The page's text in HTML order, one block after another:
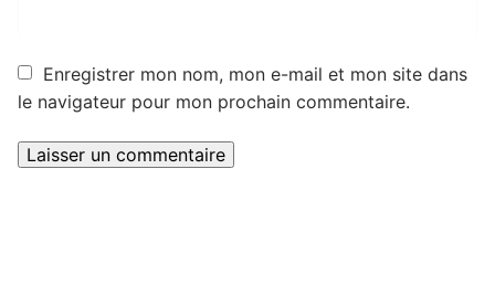
Enregistrer mon nom, mon e-mail et mon site dans
le navigateur pour mon prochain commentaire.